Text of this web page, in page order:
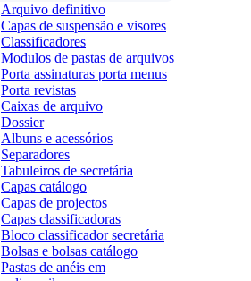
Arquivo definitivo
Capas de suspensão e visores
Classificadores
Modulos de pastas de arquivos
Porta assinaturas porta menus
Porta revistas
Caixas de arquivo
Dossier
Albuns e acessórios
Separadores
Tabuleiros de secretária
Capas catálogo
Capas de projectos
Capas classificadoras
Bloco classificador secretária
Bolsas e bolsas catálogo
Pastas de anéis em